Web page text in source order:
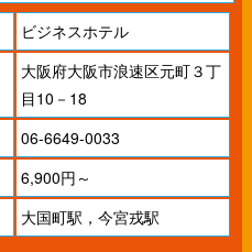
ビジネスホテル
大阪府大阪市浪速区元町３丁
目10－18
06-6649-0033
6,900円～
大国町駅，今宮戎駅